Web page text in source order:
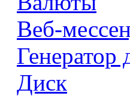
Веб-
Генератор
Диск